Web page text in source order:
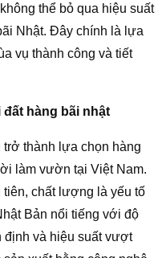
thể bỏ qua hiệu suất
Nhật. Đây chính là lựa
vụ thành công và tiết
hàng bãi nhật
trở thành lựa chọn hàng
làm vườn tại Việt Nam.
chất lượng là yếu tố
Bản nổi tiếng với độ
định và hiệu suất vượt